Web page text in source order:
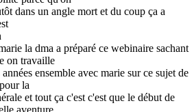
dans un angle mort et du coup ça a
la dma a préparé ce webinaire sachant
on travaille
ensemble avec marie sur ce sujet de
la
et tout ça c'est c'est que le début de